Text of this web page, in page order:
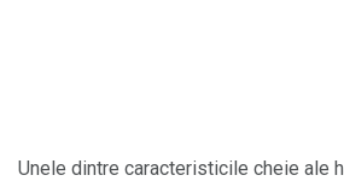
Unele dintre caracteristicile cheie ale